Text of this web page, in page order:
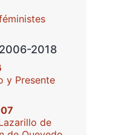
2018
y Presente
de